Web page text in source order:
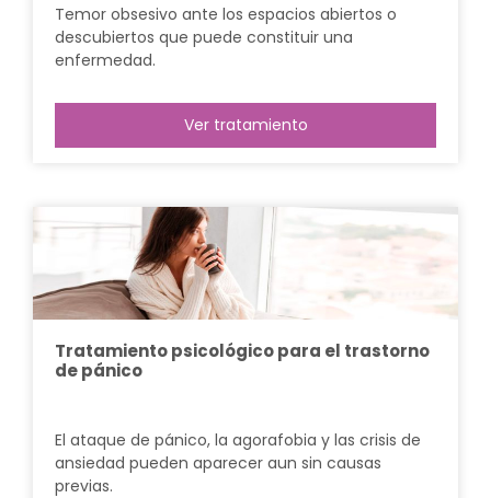
Temor obsesivo ante los espacios abiertos o
descubiertos que puede constituir una
enfermedad.
Ver tratamiento
Tratamiento psicológico para el trastorno
de pánico
El ataque de pánico, la agorafobia y las crisis de
ansiedad pueden aparecer aun sin causas
previas.